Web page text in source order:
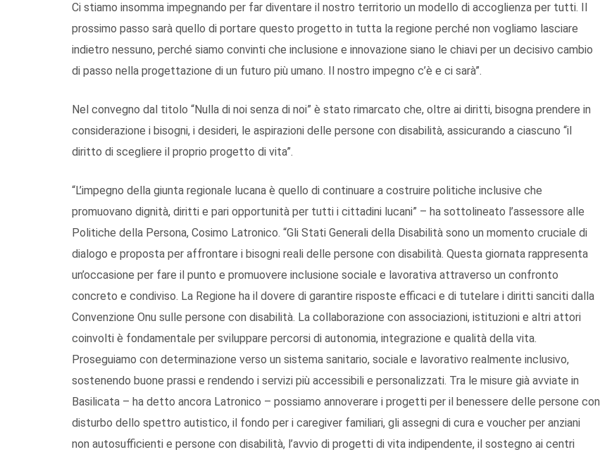
Ci stiamo insomma impegnando per far diventare il nostro territorio un modello di accoglienza per tutti. Il
prossimo passo sarà quello di portare questo progetto in tutta la regione perché non vogliamo lasciare
indietro nessuno, perché siamo convinti che inclusione e innovazione siano le chiavi per un decisivo cambio
di passo nella progettazione di un futuro più umano. Il nostro impegno c’è e ci sarà”.
Nel convegno dal titolo “Nulla di noi senza di noi” è stato rimarcato che, oltre ai diritti, bisogna prendere in
considerazione i bisogni, i desideri, le aspirazioni delle persone con disabilità, assicurando a ciascuno “il
diritto di scegliere il proprio progetto di vita”.
“L’impegno della giunta regionale lucana è quello di continuare a costruire politiche inclusive che
promuovano dignità, diritti e pari opportunità per tutti i cittadini lucani” – ha sottolineato l’assessore alle
Politiche della Persona, Cosimo Latronico. “Gli Stati Generali della Disabilità sono un momento cruciale di
dialogo e proposta per affrontare i bisogni reali delle persone con disabilità. Questa giornata rappresenta
un’occasione per fare il punto e promuovere inclusione sociale e lavorativa attraverso un confronto
concreto e condiviso. La Regione ha il dovere di garantire risposte efficaci e di tutelare i diritti sanciti dalla
Convenzione Onu sulle persone con disabilità. La collaborazione con associazioni, istituzioni e altri attori
coinvolti è fondamentale per sviluppare percorsi di autonomia, integrazione e qualità della vita.
Proseguiamo con determinazione verso un sistema sanitario, sociale e lavorativo realmente inclusivo,
sostenendo buone prassi e rendendo i servizi più accessibili e personalizzati. Tra le misure già avviate in
Basilicata – ha detto ancora Latronico – possiamo annoverare i progetti per il benessere delle persone con
disturbo dello spettro autistico, il fondo per i caregiver familiari, gli assegni di cura e voucher per anziani
non autosufficienti e persone con disabilità, l’avvio di progetti di vita indipendente, il sostegno ai centri